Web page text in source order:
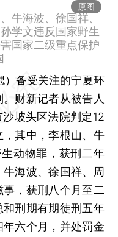
原图
牛海波、徐国祥、
学文违反国家野生
国家二级重点保护
备受关注的宁夏环
财新记者从被告人
坡头区法院判定12
其中，李根山、牛
动物罪，获刑二年
海波、徐国祥、周
，获刑八个月至二
刑期有期徒刑五年
六个月，并处罚金